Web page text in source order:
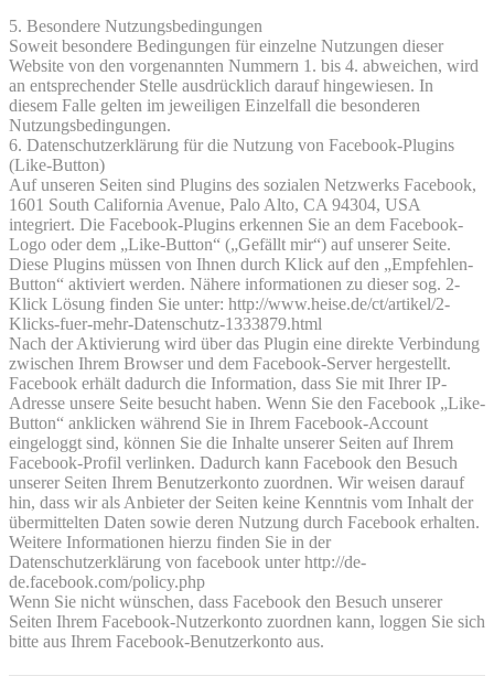
5. Besondere Nutzungsbedingungen
Soweit besondere Bedingungen für einzelne Nutzungen dieser
Website von den vorgenannten Nummern 1. bis 4. abweichen, wird
an entsprechender Stelle ausdrücklich darauf hingewiesen. In
diesem Falle gelten im jeweiligen Einzelfall die besonderen
Nutzungsbedingungen.
6. Datenschutzerklärung für die Nutzung von Facebook-Plugins
(Like-Button)
Auf unseren Seiten sind Plugins des sozialen Netzwerks Facebook,
1601 South California Avenue, Palo Alto, CA 94304, USA
integriert. Die Facebook-Plugins erkennen Sie an dem Facebook-
Logo oder dem „Like-Button“ („Gefällt mir“) auf unserer Seite.
Diese Plugins müssen von Ihnen durch Klick auf den „Empfehlen-
Button“ aktiviert werden. Nähere informationen zu dieser sog. 2-
Klick Lösung finden Sie unter: http://www.heise.de/ct/artikel/2-
Klicks-fuer-mehr-Datenschutz-1333879.html
Nach der Aktivierung wird über das Plugin eine direkte Verbindung
zwischen Ihrem Browser und dem Facebook-Server hergestellt.
Facebook erhält dadurch die Information, dass Sie mit Ihrer IP-
Adresse unsere Seite besucht haben. Wenn Sie den Facebook „Like-
Button“ anklicken während Sie in Ihrem Facebook-Account
eingeloggt sind, können Sie die Inhalte unserer Seiten auf Ihrem
Facebook-Profil verlinken. Dadurch kann Facebook den Besuch
unserer Seiten Ihrem Benutzerkonto zuordnen. Wir weisen darauf
hin, dass wir als Anbieter der Seiten keine Kenntnis vom Inhalt der
übermittelten Daten sowie deren Nutzung durch Facebook erhalten.
Weitere Informationen hierzu finden Sie in der
Datenschutzerklärung von facebook unter http://de-
de.facebook.com/policy.php
Wenn Sie nicht wünschen, dass Facebook den Besuch unserer
Seiten Ihrem Facebook-Nutzerkonto zuordnen kann, loggen Sie sich
bitte aus Ihrem Facebook-Benutzerkonto aus.